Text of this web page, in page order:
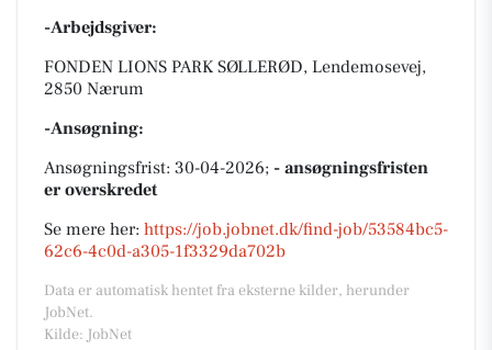
-Arbejdsgiver:
FONDEN LIONS PARK SØLLERØD, Lendemosevej,
2850 Nærum
-Ansøgning:
Ansøgningsfrist: 30-04-2026; - ansøgningsfristen
er overskredet
Se mere her: https://job.jobnet.dk/find-job/53584bc5-
62c6-4c0d-a305-1f3329da702b
Data er automatisk hentet fra eksterne kilder, herunder
JobNet.
Kilde: JobNet